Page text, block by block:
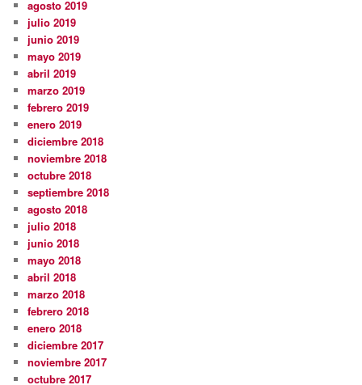
agosto 2019
julio 2019
junio 2019
mayo 2019
abril 2019
marzo 2019
febrero 2019
enero 2019
diciembre 2018
noviembre 2018
octubre 2018
septiembre 2018
agosto 2018
julio 2018
junio 2018
mayo 2018
abril 2018
marzo 2018
febrero 2018
enero 2018
diciembre 2017
noviembre 2017
octubre 2017